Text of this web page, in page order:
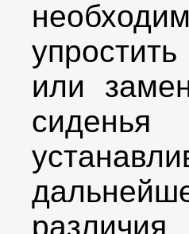
или